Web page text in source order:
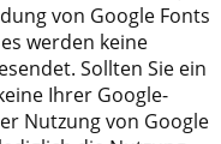
von Google Fonts
werden keine
Sollten Sie ein
Ihrer Google-
Nutzung von Google